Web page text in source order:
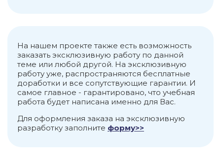
На нашем проекте также есть возможность
заказать эксклюзивную работу по данной
теме или любой другой. На эксклюзивную
работу уже, распространяются бесплатные
доработки и все сопутствующие гарантии. И
самое главное - гарантировано, что учебная
работа будет написана именно для Вас.
Для оформления заказа на эксклюзивную
разработку заполните форму>>